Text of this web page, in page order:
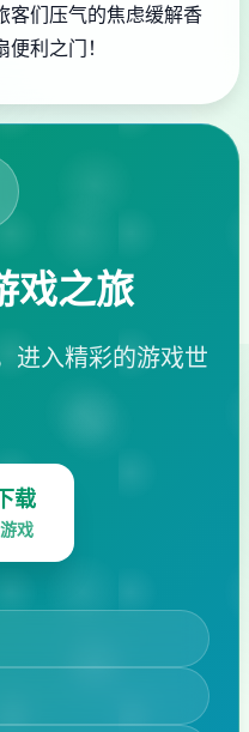
客们压气的焦虑缓解香
利之门！
戏之旅
进入精彩的游戏世
载
戏